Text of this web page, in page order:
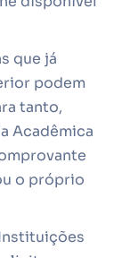
que já
podem
tanto,
Acadêmica
o próprio